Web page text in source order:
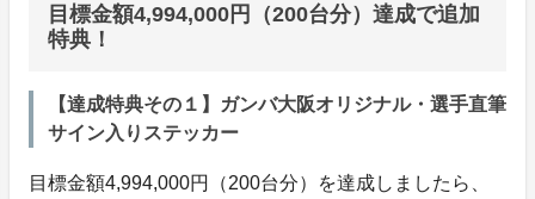
目標金額4,994,000円（200台分）達成で追加
特典！
【達成特典その１】ガンバ大阪オリジナル・選手直筆
サイン入りステッカー
目標金額4,994,000円（200台分）を達成しましたら、